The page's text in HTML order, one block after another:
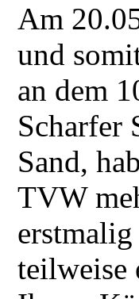
Am
und
an dem
Scharfer
Sand,
TVW
teilweise